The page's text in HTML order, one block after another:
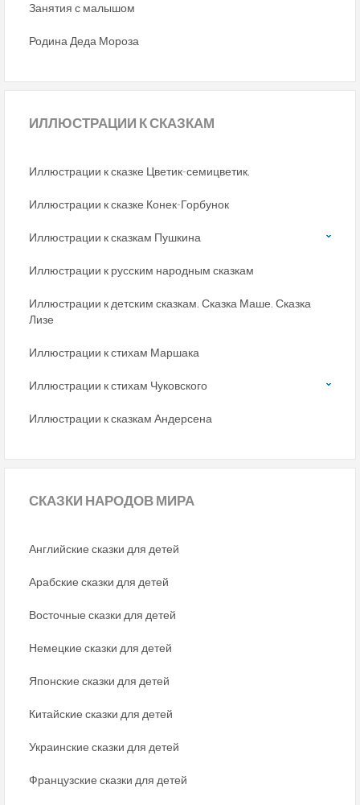
Занятия с малышом
Родина Деда Мороза
ИЛЛЮСТРАЦИИ К СКАЗКАМ
Иллюстрации к сказке Цветик-семицветик.
Иллюстрации к сказке Конек-Горбунок
Иллюстрации к сказкам Пушкина
Иллюстрации к русским народным сказкам
Иллюстрации к детским сказкам. Сказка Маше. Сказка
Лизе
Иллюстрации к стихам Маршака
Иллюстрации к стихам Чуковского
Иллюстрации к сказкам Андерсена
СКАЗКИ НАРОДОВ МИРА
Английские сказки для детей
Арабские сказки для детей
Восточные сказки для детей
Немецкие сказки для детей
Японские сказки для детей
Китайские сказки для детей
Украинские сказки для детей
Французские сказки для детей